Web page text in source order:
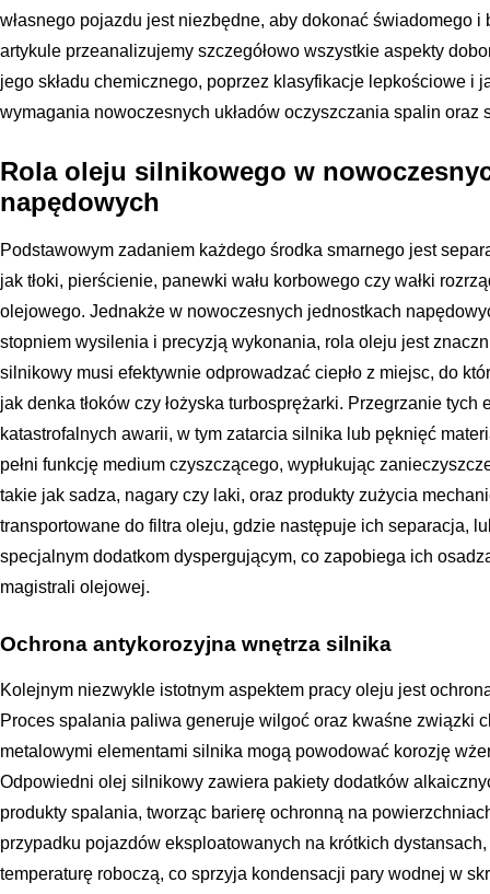
własnego pojazdu jest niezbędne, aby dokonać świadomego
artykule przeanalizujemy szczegółowo wszystkie aspekty
jego składu chemicznego, poprzez klasyfikacje lepkościowe i
wymagania nowoczesnych układów oczyszczania spalin oraz
Rola oleju silnikowego w
napędowych
Podstawowym zadaniem każdego środka smarnego jest
jak tłoki, pierścienie, panewki wału korbowego czy wałki
olejowego. Jednakże w nowoczesnych jednostkach
stopniem wysilenia i precyzją wykonania, rola oleju jest
silnikowy musi efektywnie odprowadzać ciepło z miejsc, do
jak denka tłoków czy łożyska turbosprężarki. Przegrzanie tych
katastrofalnych awarii, w tym zatarcia silnika lub pęknięć
pełni funkcję medium czyszczącego, wypłukując
takie jak sadza, nagary czy laki, oraz produkty zużycia
transportowane do filtra oleju, gdzie następuje ich separacja,
specjalnym dodatkom dyspergującym, co zapobiega ich
magistrali olejowej.
Ochrona antykorozyjna wnętrza silnika
Kolejnym niezwykle istotnym aspektem pracy oleju jest
Proces spalania paliwa generuje wilgoć oraz kwaśne związki
metalowymi elementami silnika mogą powodować korozję
Odpowiedni olej silnikowy zawiera pakiety dodatków
produkty spalania, tworząc barierę ochronną na
przypadku pojazdów eksploatowanych na krótkich
temperaturę roboczą, co sprzyja kondensacji pary wodnej w